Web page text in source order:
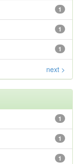
1
1
1
next >
1
1
1